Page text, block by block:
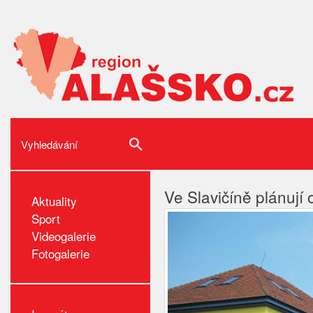
Aktuality
Sport
Videogalerie
Fotogalerie
Ve Slavičíně plánují